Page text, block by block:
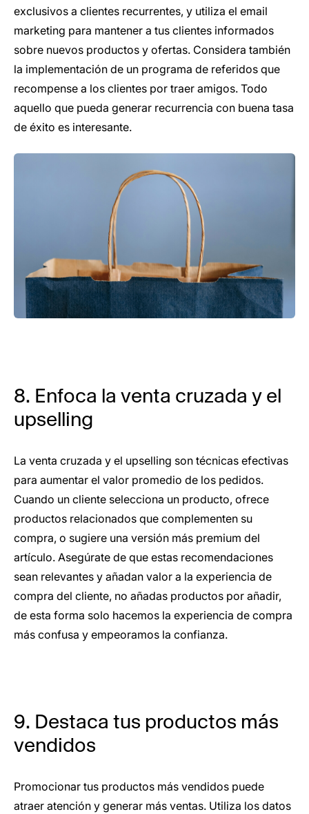
exclusivos a clientes recurrentes, y utiliza el email
marketing para mantener a tus clientes informados
sobre nuevos productos y ofertas. Considera también
la implementación de un programa de referidos que
recompense a los clientes por traer amigos. Todo
aquello que pueda generar recurrencia con buena tasa
de éxito es interesante.
8. Enfoca la venta cruzada y el
upselling
La venta cruzada y el upselling son técnicas efectivas
para aumentar el valor promedio de los pedidos.
Cuando un cliente selecciona un producto, ofrece
productos relacionados que complementen su
compra, o sugiere una versión más premium del
artículo. Asegúrate de que estas recomendaciones
sean relevantes y añadan valor a la experiencia de
compra del cliente, no añadas productos por añadir,
de esta forma solo hacemos la experiencia de compra
más confusa y empeoramos la confianza.
9. Destaca tus productos más
vendidos
Promocionar tus productos más vendidos puede
atraer atención y generar más ventas. Utiliza los datos